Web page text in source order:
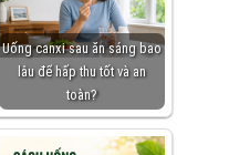
Uống canxi sau ăn sáng bao
lâu để hấp thu tốt và an
toàn?